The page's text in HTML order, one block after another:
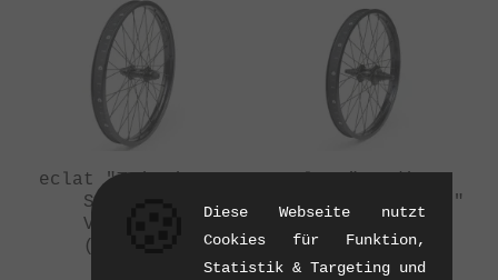
eclat "Trippin XL
Straight"
Vorderrad
(01/2016)
Straight X Cortex"
Hinterrad
(01/2016)
Diese Webseite nutzt
Cookies für Funktion,
Statistik & Targeting und